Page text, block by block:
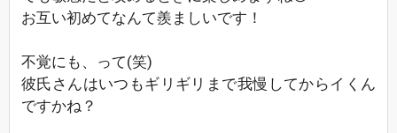
お互い初めてなんて羨ましいです！
不覚にも、って(笑)
彼氏さんはいつもギリギリまで我慢してからイくん
ですかね？